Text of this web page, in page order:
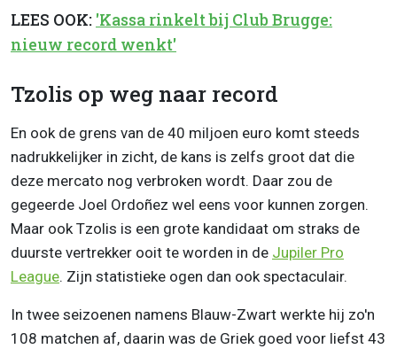
LEES OOK: 'Kassa rinkelt bij Club Brugge:
nieuw record wenkt'
Tzolis op weg naar record
En ook de grens van de 40 miljoen euro komt steeds
nadrukkelijker in zicht, de kans is zelfs groot dat die
deze mercato nog verbroken wordt. Daar zou de
gegeerde Joel Ordoñez wel eens voor kunnen zorgen.
Maar ook Tzolis is een grote kandidaat om straks de
duurste vertrekker ooit te worden in de Jupiler Pro
League. Zijn statistieke ogen dan ook spectaculair.
In twee seizoenen namens Blauw-Zwart werkte hij zo'n
108 matchen af, daarin was de Griek goed voor liefst 43